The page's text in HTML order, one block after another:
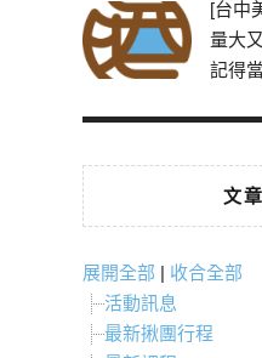
[台中
量大
記得
文
展開全部 | 收合全部
活動訊息
最新揪團行程